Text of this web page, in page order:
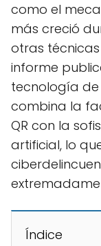
como el
más creció
otras
informe
tecnología de
combina la
QR con la
artificial, lo
Índice